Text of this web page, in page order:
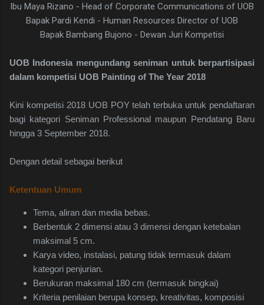
Ibu Maya Rizano - Head of Corporate Communications of UOB
Bapak Pardi Kendi - Human Resources Director of UOB
Bapak Bambang Bujono - Dewan Juri Kompetisi
UOB Indonesia mengundang seniman untuk berpartisipasi
dalam kompetisi UOB Painting of The Year 2018
Kini kompetisi 2018 UOB POY telah terbuka untuk pendaftaran
bagi kategori Seniman Professional maupun Pendatang Baru
hingga 3 September 2018.
Dengan detail sebagai berikut
Ketentuan Umum
Tema, aliran dan media bebas.
Berbentuk 2 dimensi atau 3 dimensi dengan ketebalan
maksimal 5 cm.
Karya video, instalasi, patung tidak termasuk dalam
kategori penjurian.
Berukuran maksimal 180 cm (termasuk bingkai)
Kriteria penilaian berupa konsep, kreativitas, komposisi